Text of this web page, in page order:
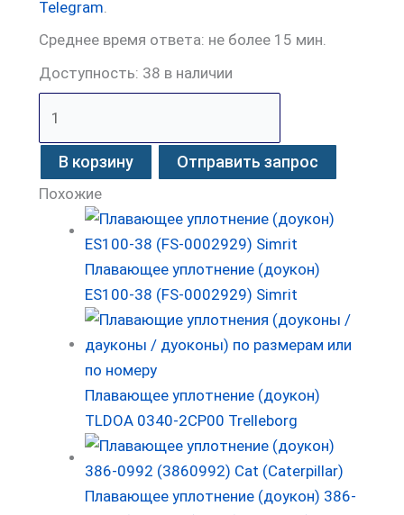
Telegram
Среднее время ответа: не более 15 мин.
Доступность: 38 в наличии
В корзину Отправить запрос
Похожие
Плавающее уплотнение (доукон)
ES100-38 (FS-0002929) Simrit
Плавающее уплотнение (доукон)
TLDOA 0340-2CP00 Trelleborg
Плавающее уплотнение (доукон) 386-